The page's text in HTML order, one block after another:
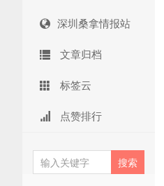
深圳桑拿情报站
文章归档
标签云
点赞排行